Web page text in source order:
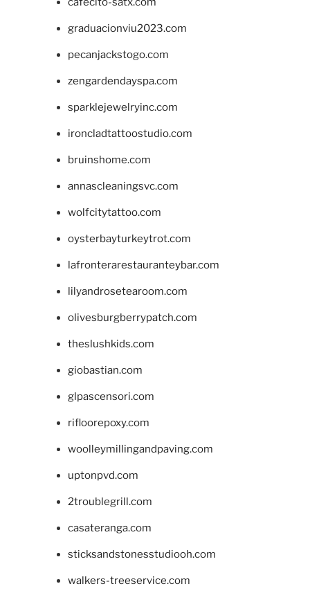
graduacionviu2023.com
pecanjackstogo.com
zengardendayspa.com
sparklejewelryinc.com
ironcladtattoostudio.com
bruinshome.com
annascleaningsvc.com
wolfcitytattoo.com
oysterbayturkeytrot.com
lafronterarestauranteybar.com
lilyandrosetearoom.com
olivesburgberrypatch.com
theslushkids.com
giobastian.com
glpascensori.com
rifloorepoxy.com
woolleymillingandpaving.com
uptonpvd.com
2troublegrill.com
casateranga.com
sticksandstonesstudiooh.com
walkers-treeservice.com